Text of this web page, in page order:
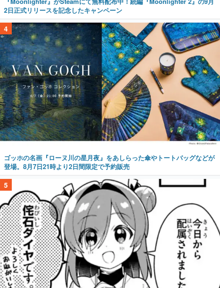
2日正式リリースを記念したキャンペーン
4
ゴッホの名画『ローヌ川の星月夜』をあしらった傘やトートバッグなどが
登場。8月7日21時より2日間限定で予約販売
5